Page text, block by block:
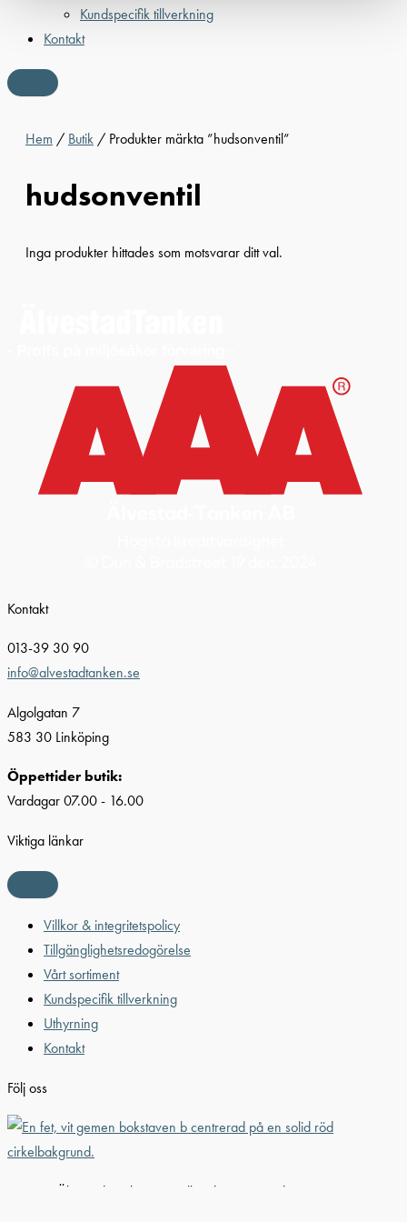
Kundspecifik tillverkning
Kontakt
Hem / Butik / Produkter märkta ”hudsonventil”
hudsonventil
Inga produkter hittades som motsvarar ditt val.
Kontakt
013-39 30 90
info@alvestadtanken.se
Algolgatan 7
583 30 Linköping
Öppettider butik:
Vardagar 07.00 - 16.00
Viktiga länkar
Villkor & integritetspolicy
Tillgänglighetsredogörelse
Vårt sortiment
Kundspecifik tillverkning
Uthyrning
Kontakt
Följ oss
© 2026 Älvestad-Tanken AB. All Rights Reserved.